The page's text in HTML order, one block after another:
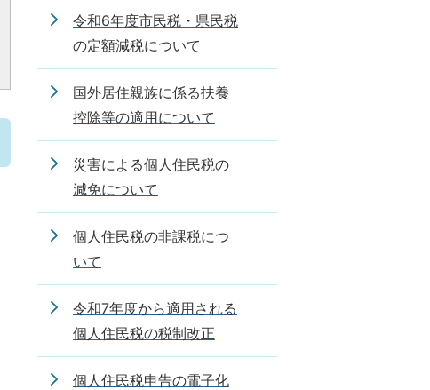
令和6年度市民税・県民税
の定額減税について
国外居住親族に係る扶養
控除等の適用について
災害による個人住民税の
減免について
個人住民税の非課税につ
いて
令和7年度から適用される
個人住民税の税制改正
個人住民税申告の電子化